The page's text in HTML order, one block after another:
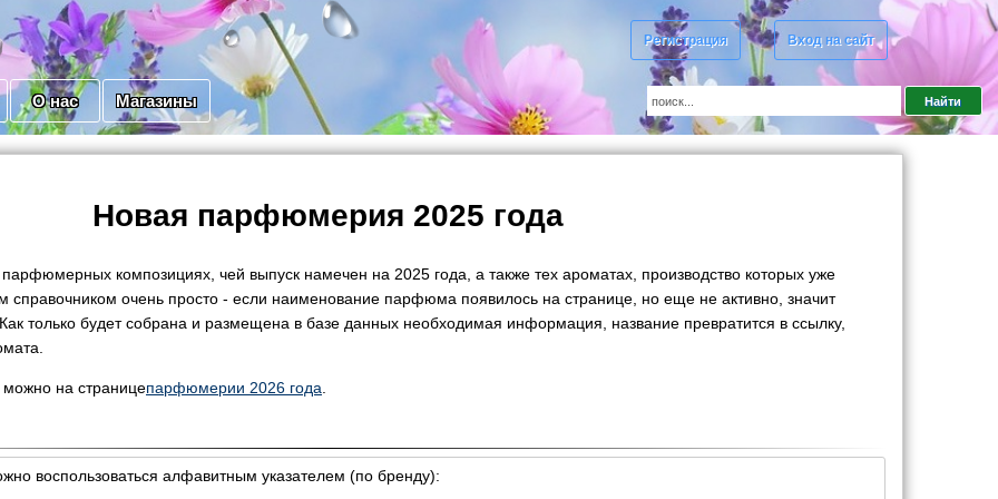
Регистрация Вход на сайт
О нас Магазины
Новая парфюмерия 2025 года
композициях, чей выпуск намечен на 2025 года, а также тех ароматах, производство которых уже
справочником очень просто - если наименование парфюма появилось на странице, но еще не активно, значит
только будет собрана и размещена в базе данных необходимая информация, название превратится в ссылку,
на страницепарфюмерии 2026 года
воспользоваться алфавитным указателем (по бренду):